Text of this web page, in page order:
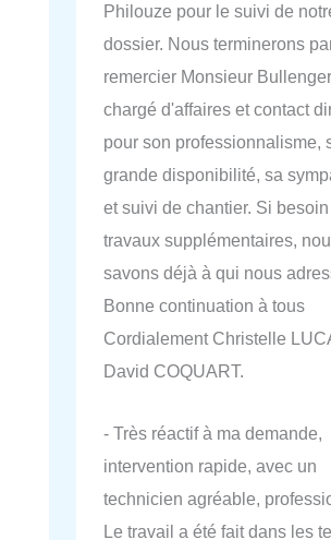
Philouze pour le suivi de
dossier. Nous terminerons
remercier Monsieur
chargé d'affaires et contact
pour son professionnalisme,
grande disponibilité, sa
et suivi de chantier. Si
travaux supplémentaires,
savons déjà à qui nous
Bonne continuation à tous
Cordialement Christelle
David COQUART.
- Très réactif à ma demande,
intervention rapide, avec un
technicien agréable,
Le travail a été fait dans les